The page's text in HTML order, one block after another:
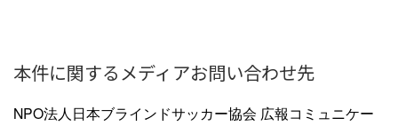
本件に関するメディアお問い合わせ先
NPO法人日本ブラインドサッカー協会 広報コミュニケー